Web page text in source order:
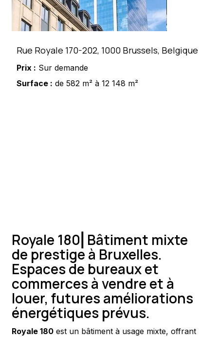
Rue Royale 170-202, 1000 Brussels, Belgique
Prix : Sur demande
Surface : de 582 m² à 12 148 m²
Royale 180⎜Bâtiment mixte
de prestige à Bruxelles.
Espaces de bureaux et
commerces à vendre et à
louer, futures améliorations
énergétiques prévus.
Royale 180 est un bâtiment à usage mixte, offrant